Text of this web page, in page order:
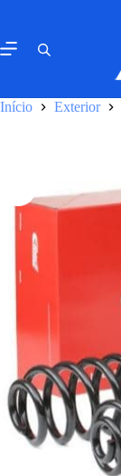
o
conteúdo
Início
Exterior